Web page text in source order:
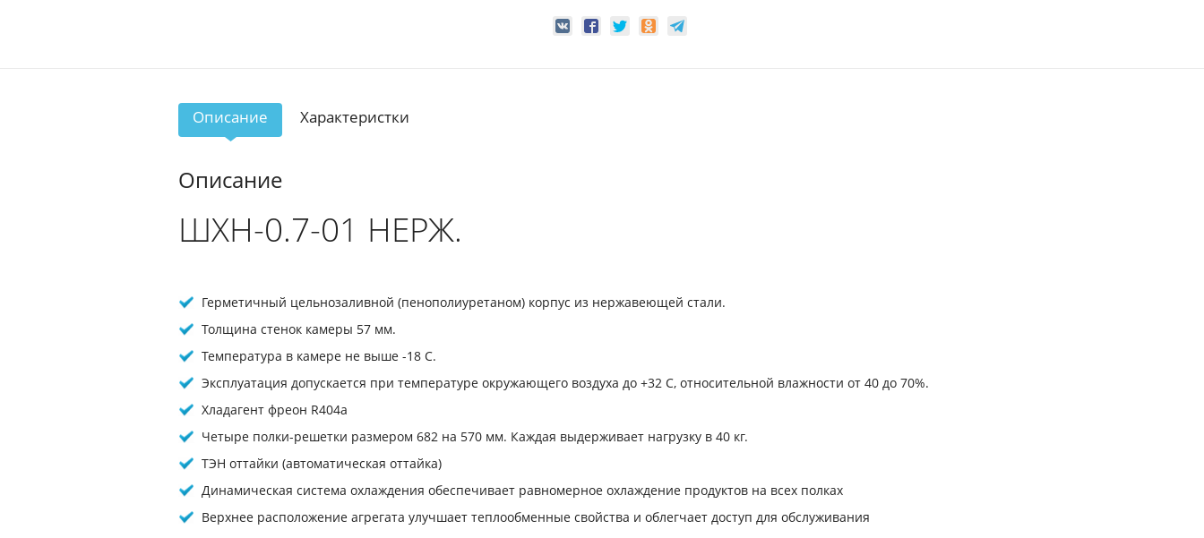
Описание Характеристки
Описание
ШХН-0.7-01 НЕРЖ.
Герметичный цельнозаливной (пенополиуретаном) корпус из нержавеющей стали.
Толщина стенок камеры 57 мм.
Температура в камере не выше -18 С.
Эксплуатация допускается при температуре окружающего воздуха до +32 С, относительной влажности от 40 до 70%.
Хладагент фреон R404а
Четыре полки-решетки размером 682 на 570 мм. Каждая выдерживает нагрузку в 40 кг.
ТЭН оттайки (автоматическая оттайка)
Динамическая система охлаждения обеспечивает равномерное охлаждение продуктов на всех полках
Верхнее расположение агрегата улучшает теплообменные свойства и облегчает доступ для обслуживания